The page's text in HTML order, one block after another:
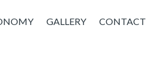
GALLERY CONTACT